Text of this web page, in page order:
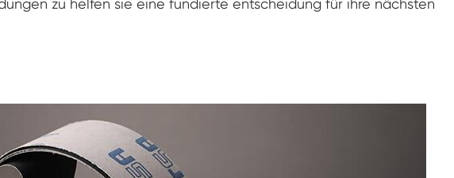
zu helfen sie eine fundierte entscheidung für ihre nächsten